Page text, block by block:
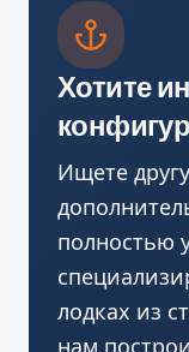
Хотите
Ищете
полностью
лодках из